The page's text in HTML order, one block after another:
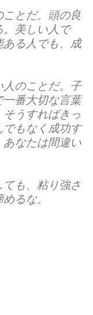
ことだ。頭の良
。美しい人で
ある人でも、成
のことだ。子
番大切な言葉
うすればきっ
でもなく成功す
あなたは間違い
も、粘り強さ
るな。